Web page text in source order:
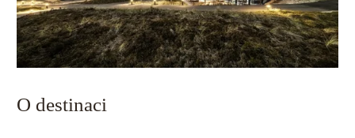
O destinaci